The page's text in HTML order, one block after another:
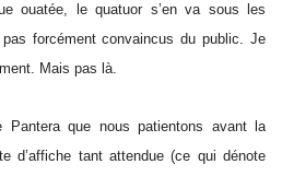
ouatée, le quatuor s’en va sous les
forcément convaincus du public. Je
Mais pas là.
Pantera que nous patientons avant la
d’affiche tant attendue (ce qui dénote